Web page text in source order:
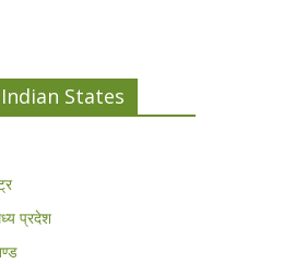
States
प्रदेश